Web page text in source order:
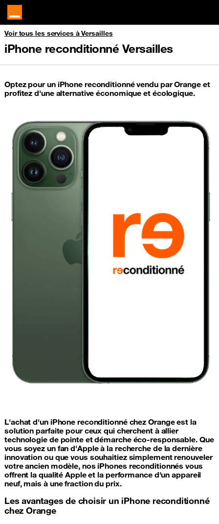
Voir tous les services à Versailles
iPhone reconditionné Versailles
Optez pour un iPhone reconditionné vendu par Orange et
profitez d'une alternative économique et écologique.
L'achat d'un iPhone reconditionné chez Orange est la
solution parfaite pour ceux qui cherchent à allier
technologie de pointe et démarche éco-responsable. Que
vous soyez un fan d'Apple à la recherche de la dernière
innovation ou que vous souhaitiez simplement renouveler
votre ancien modèle, nos iPhones reconditionnés vous
offrent la qualité Apple et la performance d'un appareil
neuf, mais à une fraction du prix.
Les avantages de choisir un iPhone reconditionné
chez Orange